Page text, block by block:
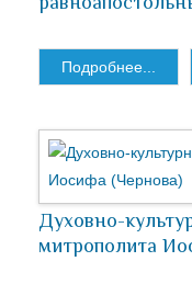
Подробнее...
Духовно-
митрополита